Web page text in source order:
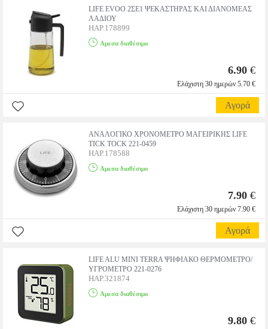
LIFE EVOO 2ΣΕ1 ΨΕΚΑΣΤΗΡΑΣ ΚΑΙ ΔΙΑΝΟΜΕΑΣ
ΛΑΔΙΟΥ
HAP.178899
Αμεσα διαθέσιμο
6.90 €
Ελάχιστη 30 ημερών 5.70 €
Αγορά
ΑΝΑΛΟΓΙΚΟ ΧΡΟΝΟΜΕΤΡΟ ΜΑΓΕΙΡΙΚΗΣ LIFE
TICK TOCK 221-0459
HAP.178588
Αμεσα διαθέσιμο
7.90 €
Ελάχιστη 30 ημερών 7.90 €
Αγορά
LIFE ALU MINI TERRA ΨΗΦΙΑΚΟ ΘΕΡΜΟΜΕΤΡΟ/
ΥΓΡΟΜΕΤΡΟ 221-0276
HAP.321874
Αμεσα διαθέσιμο
9.80 €